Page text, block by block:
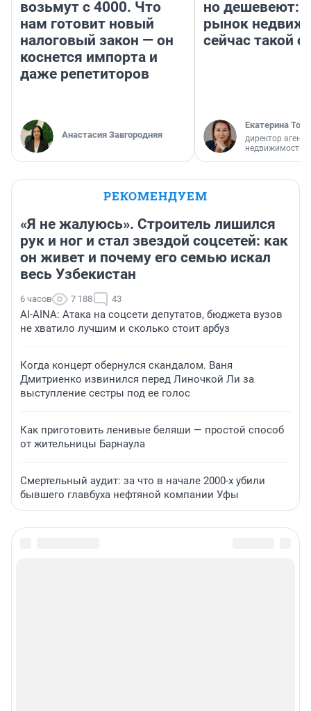
возьмут с 4000. Что
нам готовит новый
налоговый закон — он
коснется импорта и
даже репетиторов
Анастасия Завгородняя
но дешевеют:
рынок
сейчас такой
Екатерина
директор
недвижимости
РЕКОМЕНДУЕМ
«Я не жалуюсь». Строитель лишился
рук и ног и стал звездой соцсетей: как
он живет и почему его семью искал
весь Узбекистан
6 часов 7 188 43
AI-AINA: Атака на соцсети депутатов, бюджета вузов
не хватило лучшим и сколько стоит арбуз
Когда концерт обернулся скандалом. Ваня
Дмитриенко извинился перед Линочкой Ли за
выступление сестры под ее голос
Как приготовить ленивые беляши — простой способ
от жительницы Барнаула
Смертельный аудит: за что в начале 2000-х убили
бывшего главбуха нефтяной компании Уфы